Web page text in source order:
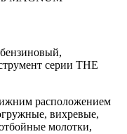
серии THE
расположением
вихревые,
молотки,